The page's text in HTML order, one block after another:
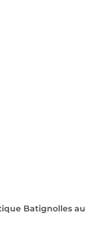
Batignolles au